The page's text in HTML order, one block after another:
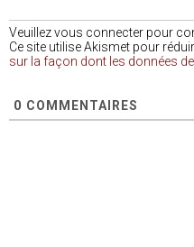
Veuillez vous connecter pour
Ce site utilise Akismet pour
sur la façon dont les données
0 COMMENTAIRES